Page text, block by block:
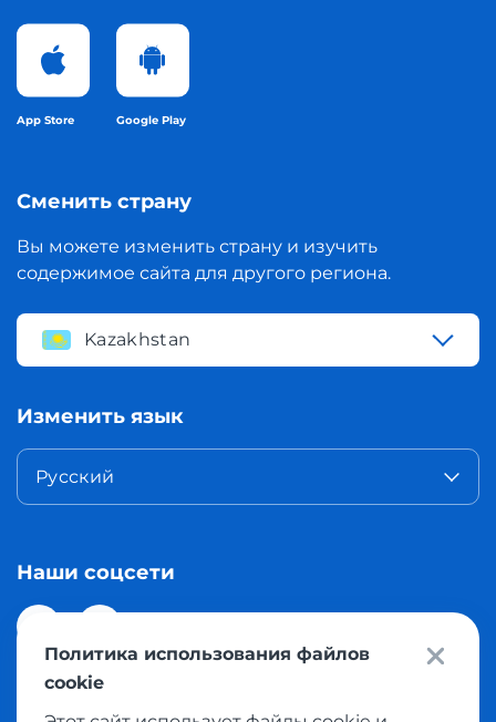
App Store Google Play
Сменить страну
Вы можете изменить страну и изучить
содержимое сайта для другого региона.
Kazakhstan
Изменить язык
Русский
Наши соцсети
Политика использования файлов
cookie